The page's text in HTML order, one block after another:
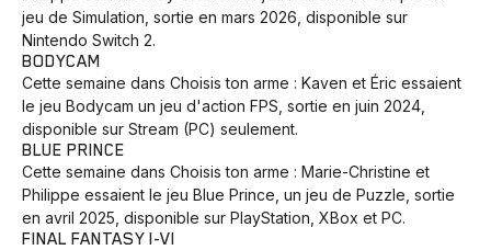
jeu de Simulation, sortie en mars 2026, disponible sur
Nintendo Switch 2.
BODYCAM
Cette semaine dans Choisis ton arme : Kaven et Éric essaient
le jeu Bodycam un jeu d'action FPS, sortie en juin 2024,
disponible sur Stream (PC) seulement.
BLUE PRINCE
Cette semaine dans Choisis ton arme : Marie-Christine et
Philippe essaient le jeu Blue Prince, un jeu de Puzzle, sortie
en avril 2025, disponible sur PlayStation, XBox et PC.
FINAL FANTASY I-VI